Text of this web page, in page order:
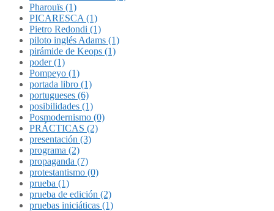
Pharouïs (1)
PICARESCA (1)
Pietro Redondi (1)
piloto inglés Adams (1)
pirámide de Keops (1)
poder (1)
Pompeyo (1)
portada libro (1)
portugueses (6)
posibilidades (1)
Posmodernismo (0)
PRÁCTICAS (2)
presentación (3)
programa (2)
propaganda (7)
protestantismo (0)
prueba (1)
prueba de edición (2)
pruebas iniciáticas (1)